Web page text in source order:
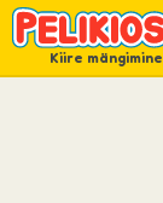
Kiire mängimine